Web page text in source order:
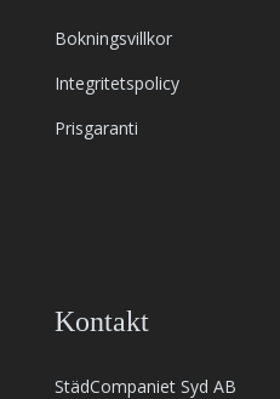
Bokningsvillkor
Integritetspolicy
Prisgaranti
Kontakt
StädCompaniet Syd AB